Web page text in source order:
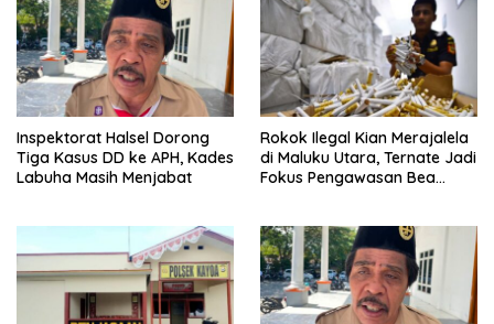
Inspektorat Halsel Dorong
Tiga Kasus DD ke APH, Kades
Labuha Masih Menjabat
Rokok Ilegal Kian Merajalela
di Maluku Utara, Ternate Jadi
Fokus Pengawasan Bea